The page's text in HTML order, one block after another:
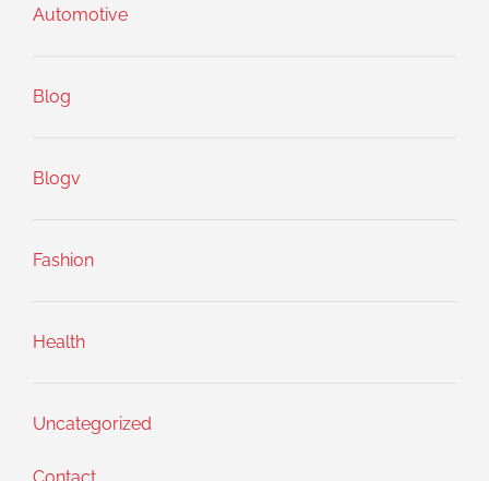
Automotive
Blog
Blogv
Fashion
Health
Uncategorized